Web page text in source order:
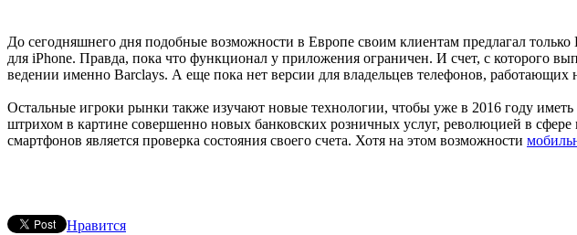
До сегодняшнего дня подобные возможности в Европе своим клиентам предлагал
для iPhone. Правда, пока что функционал у приложения ограничен. И счет, с которого
ведении именно Barclays. А еще пока нет версии для владельцев телефонов, работающих
Остальные игроки рынки также изучают новые технологии, чтобы уже в 2016 году
штрихом в картине совершенно новых банковских розничных услуг, революцией в
смартфонов является проверка состояния своего счета. Хотя на этом возможности
Нравится